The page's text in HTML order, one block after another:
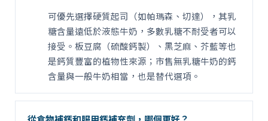
可優先選擇硬質起司（如帕瑪森、切達），其乳
糖含量遠低於液態牛奶，多數乳糖不耐受者可以
接受。板豆腐（硫酸鈣製）、黑芝麻、芥藍等也
是鈣質豐富的植物性來源；市售無乳糖牛奶的鈣
含量與一般牛奶相當，也是替代選項。